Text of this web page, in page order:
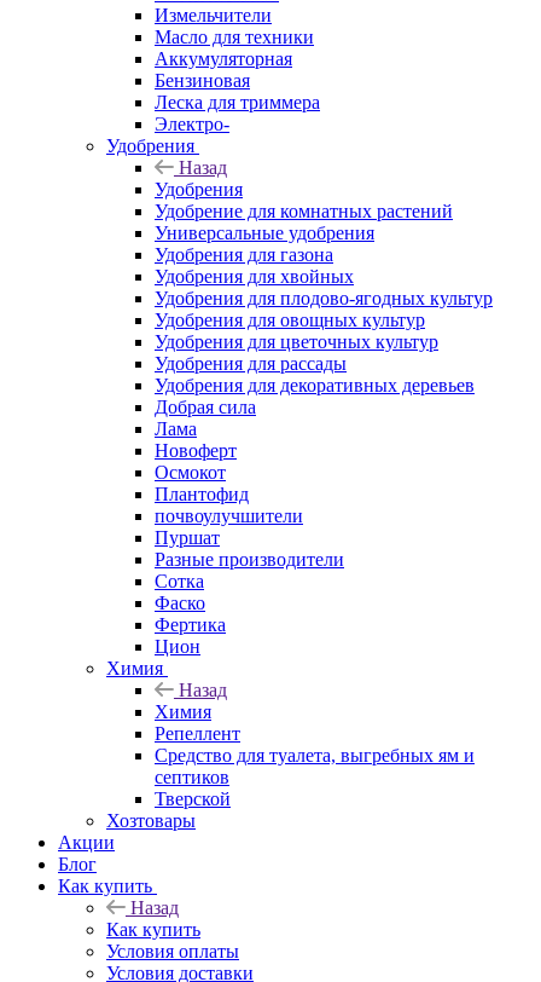
Измельчители
Масло для техники
Аккумуляторная
Бензиновая
Леска для триммера
Электро-
Удобрения
Назад
Удобрения
Удобрение для комнатных растений
Универсальные удобрения
Удобрения для газона
Удобрения для хвойных
Удобрения для плодово-ягодных культур
Удобрения для овощных культур
Удобрения для цветочных культур
Удобрения для рассады
Удобрения для декоративных деревьев
Добрая сила
Лама
Новоферт
Осмокот
Плантофид
почвоулучшители
Пуршат
Разные производители
Сотка
Фаско
Фертика
Цион
Химия
Назад
Химия
Репеллент
Средство для туалета, выгребных ям и
септиков
Тверской
Хозтовары
Акции
Блог
Как купить
Назад
Как купить
Условия оплаты
Условия доставки